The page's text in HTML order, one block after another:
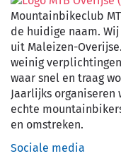
Mountainbikeclub
de huidige naam.
uit Maleizen-
weinig
waar snel en traag
Jaarlijks
echte
en omstreken.
Sociale media